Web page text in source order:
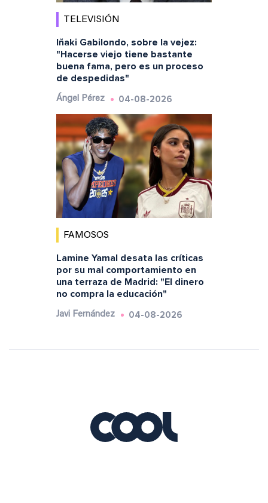
TELEVISIÓN
Iñaki Gabilondo, sobre la vejez:
"Hacerse viejo tiene bastante
buena fama, pero es un proceso
de despedidas"
Ángel Pérez 04-08-2026
FAMOSOS
Lamine Yamal desata las críticas
por su mal comportamiento en
una terraza de Madrid: "El dinero
no compra la educación"
Javi Fernández 04-08-2026